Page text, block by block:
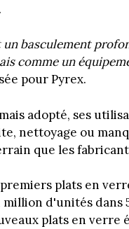
basculement
comme un
pour Pyrex.
adopté, ses
nettoyage ou
que les
plats en
d'unités
plats en